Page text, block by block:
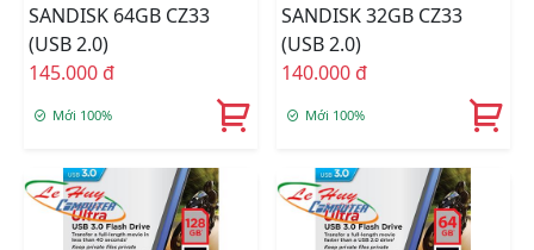
SANDISK 64GB CZ33
(USB 2.0)
145.000 đ
Mới 100%
SANDISK 32GB CZ33
(USB 2.0)
140.000 đ
Mới 100%